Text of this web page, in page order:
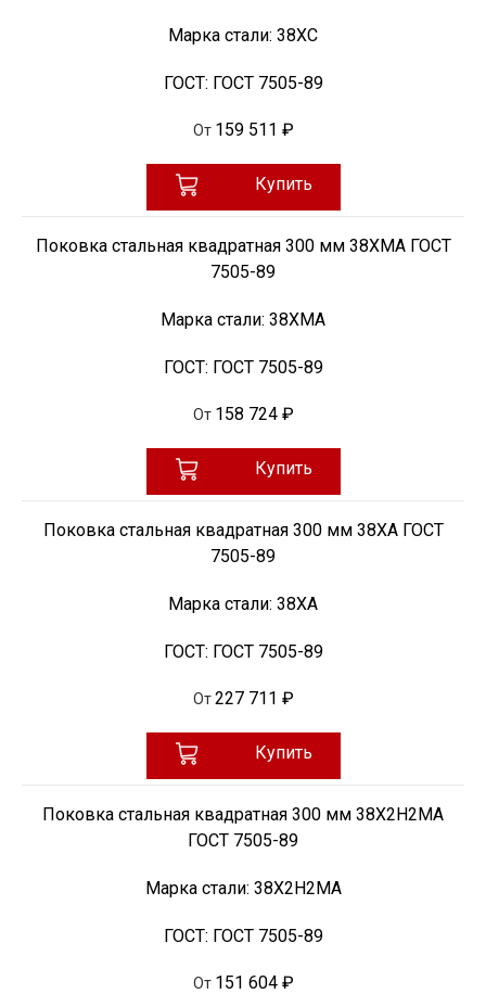
Марка стали: 38ХС
ГОСТ: ГОСТ 7505-89
От 159 511 ₽
Купить
Поковка стальная квадратная 300 мм 38ХМА ГОСТ
7505-89
Марка стали: 38ХМА
ГОСТ: ГОСТ 7505-89
От 158 724 ₽
Купить
Поковка стальная квадратная 300 мм 38ХА ГОСТ
7505-89
Марка стали: 38ХА
ГОСТ: ГОСТ 7505-89
От 227 711 ₽
Купить
Поковка стальная квадратная 300 мм 38Х2Н2МА
ГОСТ 7505-89
Марка стали: 38Х2Н2МА
ГОСТ: ГОСТ 7505-89
От 151 604 ₽